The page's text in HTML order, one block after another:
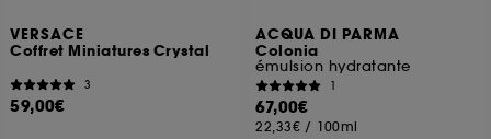
VERSACE
Coffret Miniatures Crystal
3
59,00€
ACQUA DI PARMA
Colonia
émulsion hydratante
1
67,00€
22,33€ / 100ml